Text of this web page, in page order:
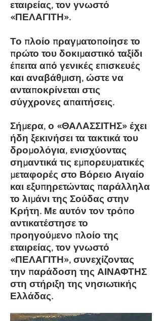
εταιρείας, τον γνωστό
«ΠΕΛΑΓΙΤΗ».
Το πλοίο πραγματοποίησε το
πρώτο του δοκιμαστικό ταξίδι
έπειτα από γενικές επισκευές
και αναβάθμιση, ώστε να
ανταποκρίνεται στις
σύγχρονες απαιτήσεις.
Σήμερα, ο «ΘΑΛΑΣΣΙΤΗΣ» έχει
ήδη ξεκινήσει τα τακτικά του
δρομολόγια, ενισχύοντας
σημαντικά τις εμπορευματικές
μεταφορές στο Βόρειο Αιγαίο
και εξυπηρετώντας παράλληλα
το λιμάνι της Σούδας στην
Κρήτη. Με αυτόν τον τρόπο
αντικατέστησε το
προηγούμενο πλοίο της
εταιρείας, τον γνωστό
«ΠΕΛΑΓΙΤΗ», συνεχίζοντας
την παράδοση της ΑΙΝΑΦΤΗΣ
στη στήριξη της νησιωτικής
Ελλάδας.